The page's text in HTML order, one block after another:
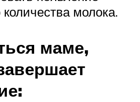
молока.
маме,